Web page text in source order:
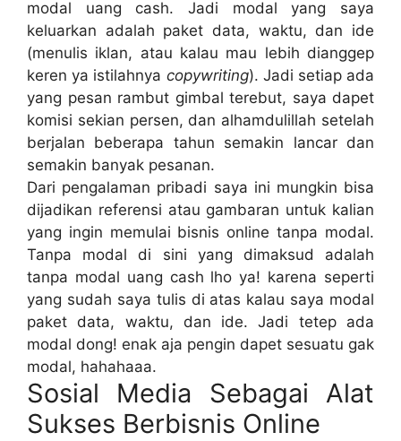
modal uang cash. Jadi modal yang saya
keluarkan adalah paket data, waktu, dan ide
(menulis iklan, atau kalau mau lebih dianggep
keren ya istilahnya copywriting). Jadi setiap ada
yang pesan rambut gimbal terebut, saya dapet
komisi sekian persen, dan alhamdulillah setelah
berjalan beberapa tahun semakin lancar dan
semakin banyak pesanan.
Dari pengalaman pribadi saya ini mungkin bisa
dijadikan referensi atau gambaran untuk kalian
yang ingin memulai bisnis online tanpa modal.
Tanpa modal di sini yang dimaksud adalah
tanpa modal uang cash lho ya! karena seperti
yang sudah saya tulis di atas kalau saya modal
paket data, waktu, dan ide. Jadi tetep ada
modal dong! enak aja pengin dapet sesuatu gak
modal, hahahaaa.
Sosial Media Sebagai Alat
Sukses Berbisnis Online